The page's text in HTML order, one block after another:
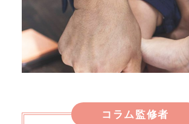
コラム監修者